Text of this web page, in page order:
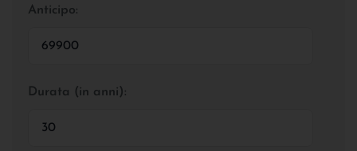
Anticipo:
Durata (in anni):